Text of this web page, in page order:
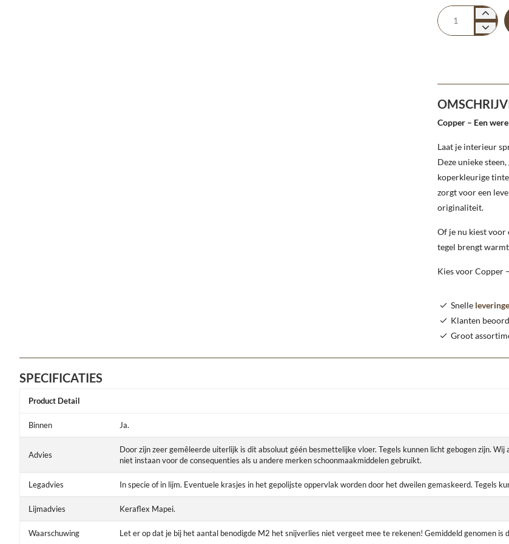
Copper – Een
Laat je interieur
Deze unieke
koperkleurige
zorgt voor een
originaliteit.
Of je nu kiest voor
tegel brengt
Kies voor Copper
Snelle
Klanten
Groot
SPECIFICATIES
Product Detail
Binnen Ja.
Advies
Door zijn zeer gemêleerde uiterlijk is dit absoluut géén besmettelijke vloer. Tegels kunnen licht gebogen zijn.
niet instaan voor de consequenties als u andere merken schoonmaakmiddelen gebruikt.
Legadvies In specie of in lijm. Eventuele krasjes in het gepolijste oppervlak worden door het dweilen gemaskeerd. Tegels
Lijmadvies Keraflex Mapei.
Waarschuwing Let er op dat je bij het aantal benodigde M2 het snijverlies niet vergeet mee te rekenen! Gemiddeld genomen